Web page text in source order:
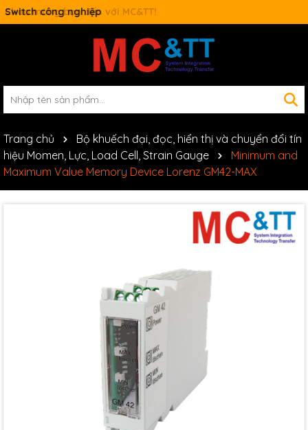
Switch công nghiệp
Trang chủ
Bộ khuếch đại, đọc, hiển thị và chuyển đổi tín
hiệu Momen, Lực, Load Cell, Strain Gauge
Minimum and
Maximum Value Memory Device Lorenz GM42-MAX